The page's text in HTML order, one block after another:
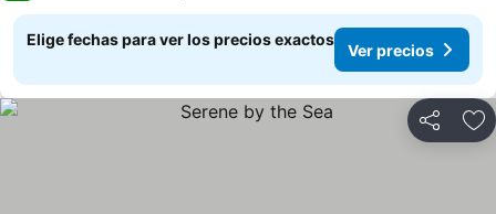
Elige fechas para ver los precios exactos
Ver precios
Compartir